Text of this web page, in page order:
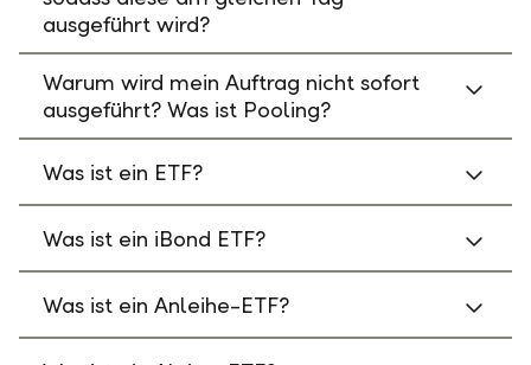
ausgeführt wird?
Warum wird mein Auftrag nicht sofort
ausgeführt? Was ist Pooling?
Was ist ein ETF?
Was ist ein iBond ETF?
Was ist ein Anleihe-ETF?